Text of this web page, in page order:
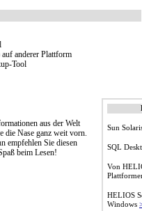
anderer Plattform
Tool
aus der Welt
die Nase ganz weit vorn.
empfehlen Sie diesen
beim Lesen!
Sun
SQL
Von
HELIOS
Windows